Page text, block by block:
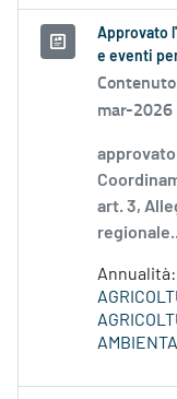
Approvato
e eventi
mar-
art. 3,
Annualità: